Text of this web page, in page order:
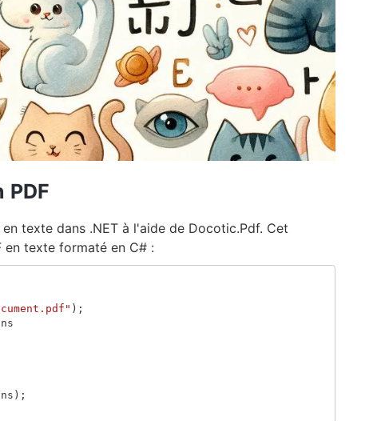
texte dans .NET à l'aide de Docotic.Pdf. Cet
texte formaté en C# :
);
);